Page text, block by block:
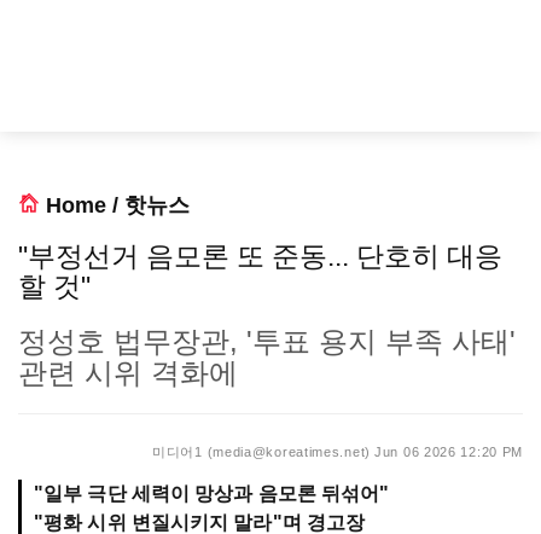
Home / 핫뉴스
"부정선거 음모론 또 준동... 단호히 대응
할 것"
정성호 법무장관, '투표 용지 부족 사태'
관련 시위 격화에
미디어1 (media@koreatimes.net) Jun 06 2026 12:20 PM
"일부 극단 세력이 망상과 음모론 뒤섞어"
"평화 시위 변질시키지 말라"며 경고장